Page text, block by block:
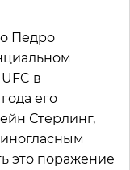
Педро
в
его
Стерлинг,
это поражение